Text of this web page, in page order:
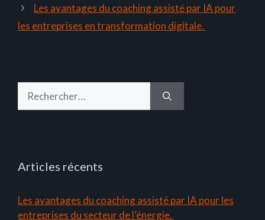
Les avantages du coaching assisté par IA pour
les entreprises en transformation digitale.
Articles récents
Les avantages du coaching assisté par IA pour les
entreprises du secteur de l’énergie.